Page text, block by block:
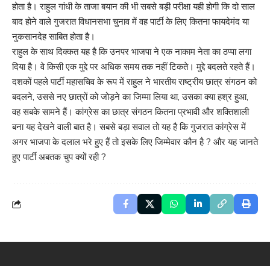
होता है। राहुल गांधी के ताजा बयान की भी सबसे बड़ी परीक्षा यही होगी कि दो साल
बाद होने वाले गुजरात विधानसभा चुनाव में वह पार्टी के लिए कितना फायदेमंद या
नुकसानदेह साबित होता है।
राहुल के साथ दिक्कत यह है कि उनपर भाजपा ने एक नाकाम नेता का ठप्पा लगा
दिया है। वे किसी एक मुद्दे पर अधिक समय तक नहीं टिकते। मुद्दे बदलते रहते हैं।
दशकों पहले पार्टी महासचिव के रूप में राहुल ने भारतीय राष्ट्रीय छात्र संगठन को
बदलने, उससे नए छात्रों को जोड़ने का जिम्मा लिया था, उसका क्या हश्र हुआ,
वह सबके सामने हैं। कांग्रेस का छात्र संगठन कितना प्रभावी और शक्तिशाली
बना यह देखने वाली बात है। सबसे बड़ा सवाल तो यह है कि गुजरात कांग्रेस में
अगर भाजपा के दलाल भरे हुए हैं तो इसके लिए जिम्मेवार कौन है ? और यह जानते
हुए पार्टी अबतक चुप क्यों रही ?